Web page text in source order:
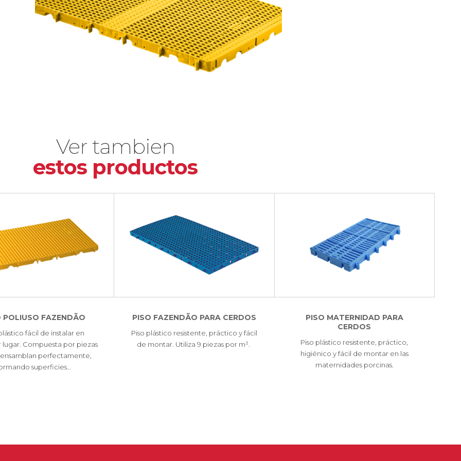
Ver tambien
estos productos
POLIUSO FAZENDÃO
fácil de instalar en
lugar. Compuesta por piezas
perfectamente,
superficies…
PISO FAZENDÃO PARA CERDOS
Piso plástico resistente, práctico y fácil
de montar. Utiliza 9 piezas por m³.
PISO MATERNIDAD PARA
CERDOS
Piso plástico resistente, práctico,
higiénico y fácil de montar en las
maternidades porcinas.